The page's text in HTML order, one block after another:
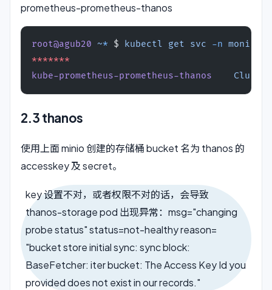
prometheus-prometheus-thanos
root@agub20 ~* $ kubectl get svc -n
*******
kube-prometheus-prometheus-thanos
2.3 thanos
使用上面 minio 创建的存储桶 bucket 名为 thanos 的
accesskey 及 secret。
key 设置不对，或者权限不对的话，会导致
thanos-storage pod 出现异常：msg="changing
probe status" status=not-healthy reason=
"bucket store initial sync: sync block:
BaseFetcher: iter bucket: The Access Key Id you
provided does not exist in our records."